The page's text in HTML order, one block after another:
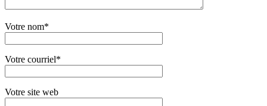
Votre nom*
Votre courriel*
Votre site web